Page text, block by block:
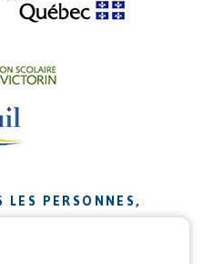
PERSONNES,
QUI ONT
MISSION.